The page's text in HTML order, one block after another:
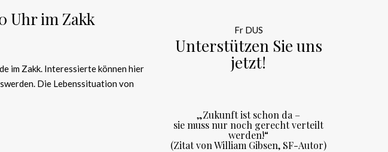
Uhr im Zakk
im Zakk. Interessierte können hier
Die Lebenssituation von
Fr DUS
Unterstützen Sie uns
jetzt!
„Zukunft ist schon da –
sie muss nur noch gerecht verteilt
werden!“
(Zitat von William Gibsen, SF-Autor)